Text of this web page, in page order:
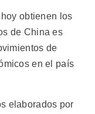
obtienen los
de China es
de
en el país
elaborados por